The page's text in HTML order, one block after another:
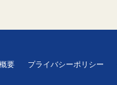
要 プライバシーポリシー